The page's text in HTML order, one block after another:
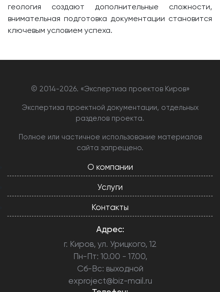
геология создают дополнительные сложности,
внимательная подготовка документации становится
ключевым условием успеха.
© 2014-2026. «Экспертиза проектов Киров»
Экспертиза проектной документации, отдельных
разделов проекта.
Полное или частичное использование материалов
сайта запрещено.
О компании
Услуги
Контакты
Адрес:
г. Киров, ул. Урицкого, 12
Пн-Пт: 10.00 - 17.00,
Сб-Вс: выходной
exproject@biz-mail.ru